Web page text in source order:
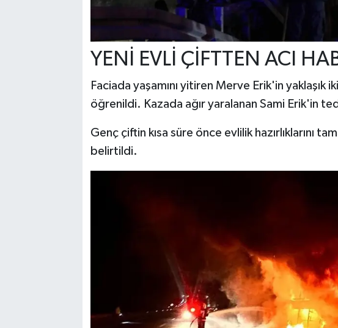
YENİ EVLİ ÇİFTTEN ACI
Faciada yaşamını yitiren Merve Erik'in yaklaşık
öğrenildi. Kazada ağır yaralanan Sami Erik'in
Genç çiftin kısa süre önce evlilik hazırlıklarını
belirtildi.